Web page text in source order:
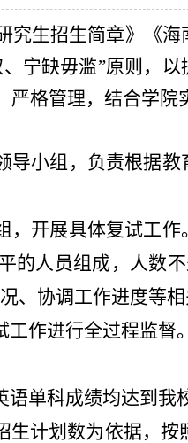
究生招生简章》《
宁缺毋滥”原则，
格管理，结合学院
导小组，负责根据
，开展具体复试工
的人员组成，人数
、协调工作进度等相
作进行全过程监督。
语单科成绩均达到我
生计划数为依据，按